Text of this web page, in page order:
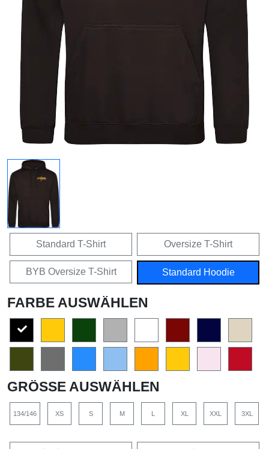
Standard T-Shirt Oversize T-Shirt
BYB Oversize T-Shirt Standard Hoodie
FARBE AUSWÄHLEN
GRÖSSE AUSWÄHLEN
134/146 XS S M L XL XXL 3XL